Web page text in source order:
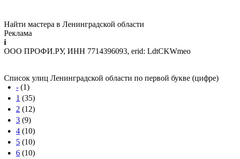
Найти мастера в Ленинградской области
Реклама
i
ООО ПРОФИ.РУ, ИНН 7714396093, erid: LdtCKWmeo
Список улиц Ленинградской области по первой букве (цифре)
- (1)
1 (35)
2 (12)
3 (9)
4 (10)
5 (10)
6 (10)